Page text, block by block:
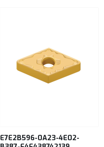
E7E2B596-0A23-4E02-